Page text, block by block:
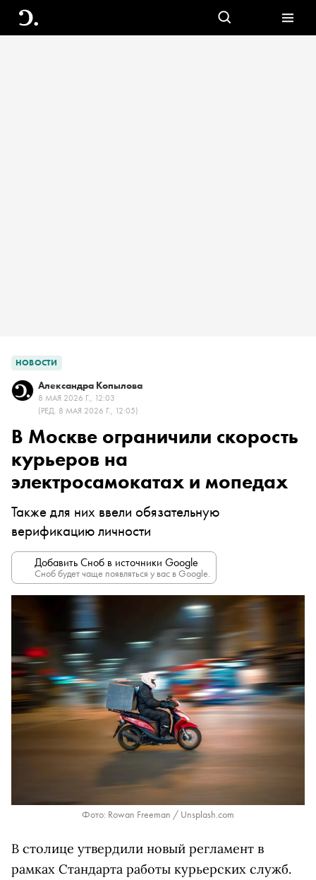
НОВОСТИ
Александра Копылова
8 МАЯ 2026 Г., 12:03
(РЕД. 8 МАЯ 2026 Г., 12:05)
В Москве ограничили скорость
курьеров на
электросамокатах и мопедах
Также для них ввели обязательную
верификацию личности
Добавить Сноб в источники Google
Сноб будет чаще появляться у вас в Google.
Фото: Rowan Freeman / Unsplash.com
В столице утвердили новый регламент в
рамках Стандарта работы курьерских служб.